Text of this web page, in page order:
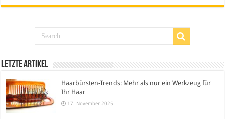
Letzte Artikel
Haarbürsten-Trends: Mehr als nur ein Werkzeug für
Ihr Haar
17. November 2025